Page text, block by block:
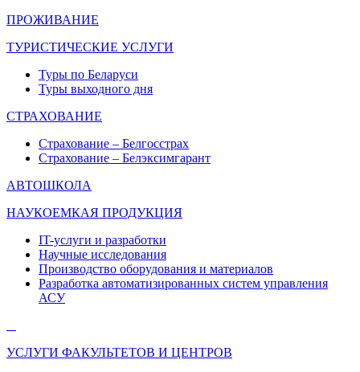
ПРОЖИВАНИЕ
ТУРИСТИЧЕСКИЕ УСЛУГИ
Туры по Беларуси
Туры выходного дня
СТРАХОВАНИЕ
Страхование – Белгосстрах
Страхование – Белэксимгарант
АВТОШКОЛА
НАУКОЕМКАЯ ПРОДУКЦИЯ
IT-услуги и разработки
Научные исследования
Производство оборудования и материалов
Разработка автоматизированных систем управления
АСУ
УСЛУГИ ФАКУЛЬТЕТОВ И ЦЕНТРОВ